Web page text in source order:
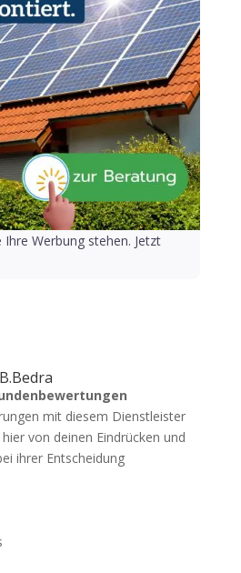
Werbung stehen. Jetzt
mit diesem Dienstleister
von deinen Eindrücken und
ihrer Entscheidung